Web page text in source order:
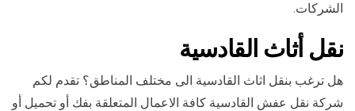
الشركات.
نقل أثاث القادسية
هل ترغب بنقل اثاث القادسية الى مختلف المناطق؟ تقدم لكم
شركة نقل عفش القادسية كافة الاعمال المتعلقة بفك أو تحميل أو